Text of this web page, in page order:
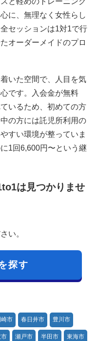
に、無理なく女性らし
セッションは1対1で行
オーダーメイドのプロ
いた空間で、人目を気
です。入会金が無料
いるため、初めての方
の方には託児所利用の
すい環境が整っていま
1回6,600円〜という継
は見つかりませ
い。
探す
崎市 春日井市 豊川市
瀬戸市 半田市 東海市